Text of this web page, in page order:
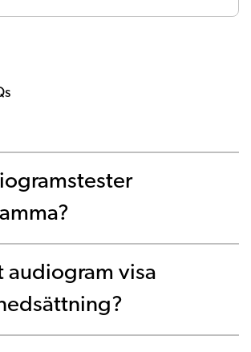
audiogram visa